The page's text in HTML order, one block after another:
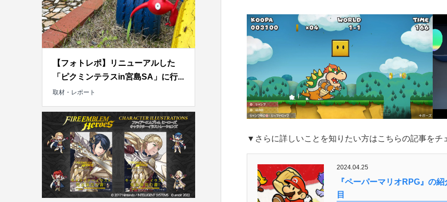
▼さらに詳しいことを知りたい方はこちらの記事をチ
2024.04.25
『ペーパーマリオRPG』の
目
【フォトレポ】リニューアルした
「ピクミンテラスin宮島SA」に行...
取材・レポート